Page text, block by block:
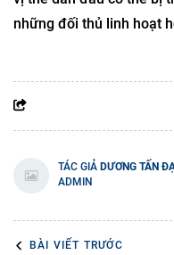
những đối thủ linh hoạt
TÁC GIẢ DƯƠNG TẤN
ADMIN
BÀI VIẾT TRƯỚC